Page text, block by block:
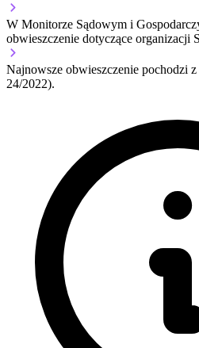
W Monitorze Sądowym i
obwieszczenie dotyczące organizacji
Najnowsze obwieszczenie pochodzi z
24/2022).